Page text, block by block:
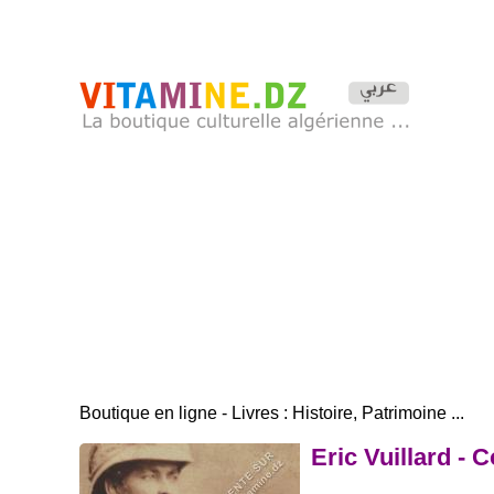
Boutique en ligne - Livres : Histoire, Patrimoine ...
Eric Vuillard -